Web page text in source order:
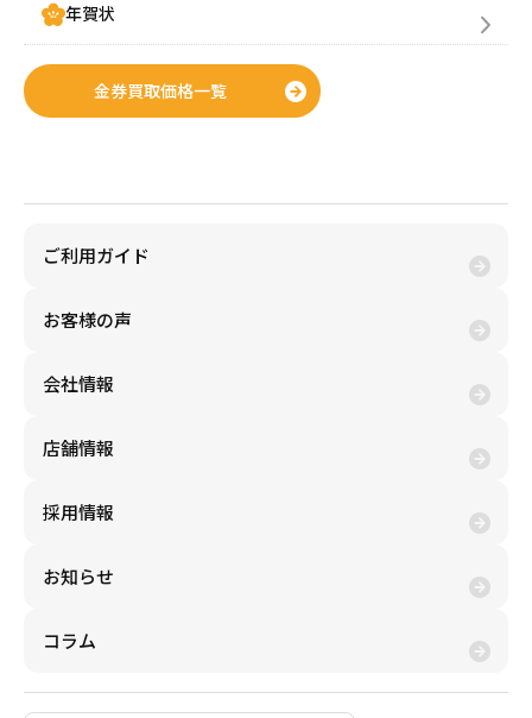
年賀状
金券買取価格一覧
ご利用ガイド
お客様の声
会社情報
店舗情報
採用情報
お知らせ
コラム